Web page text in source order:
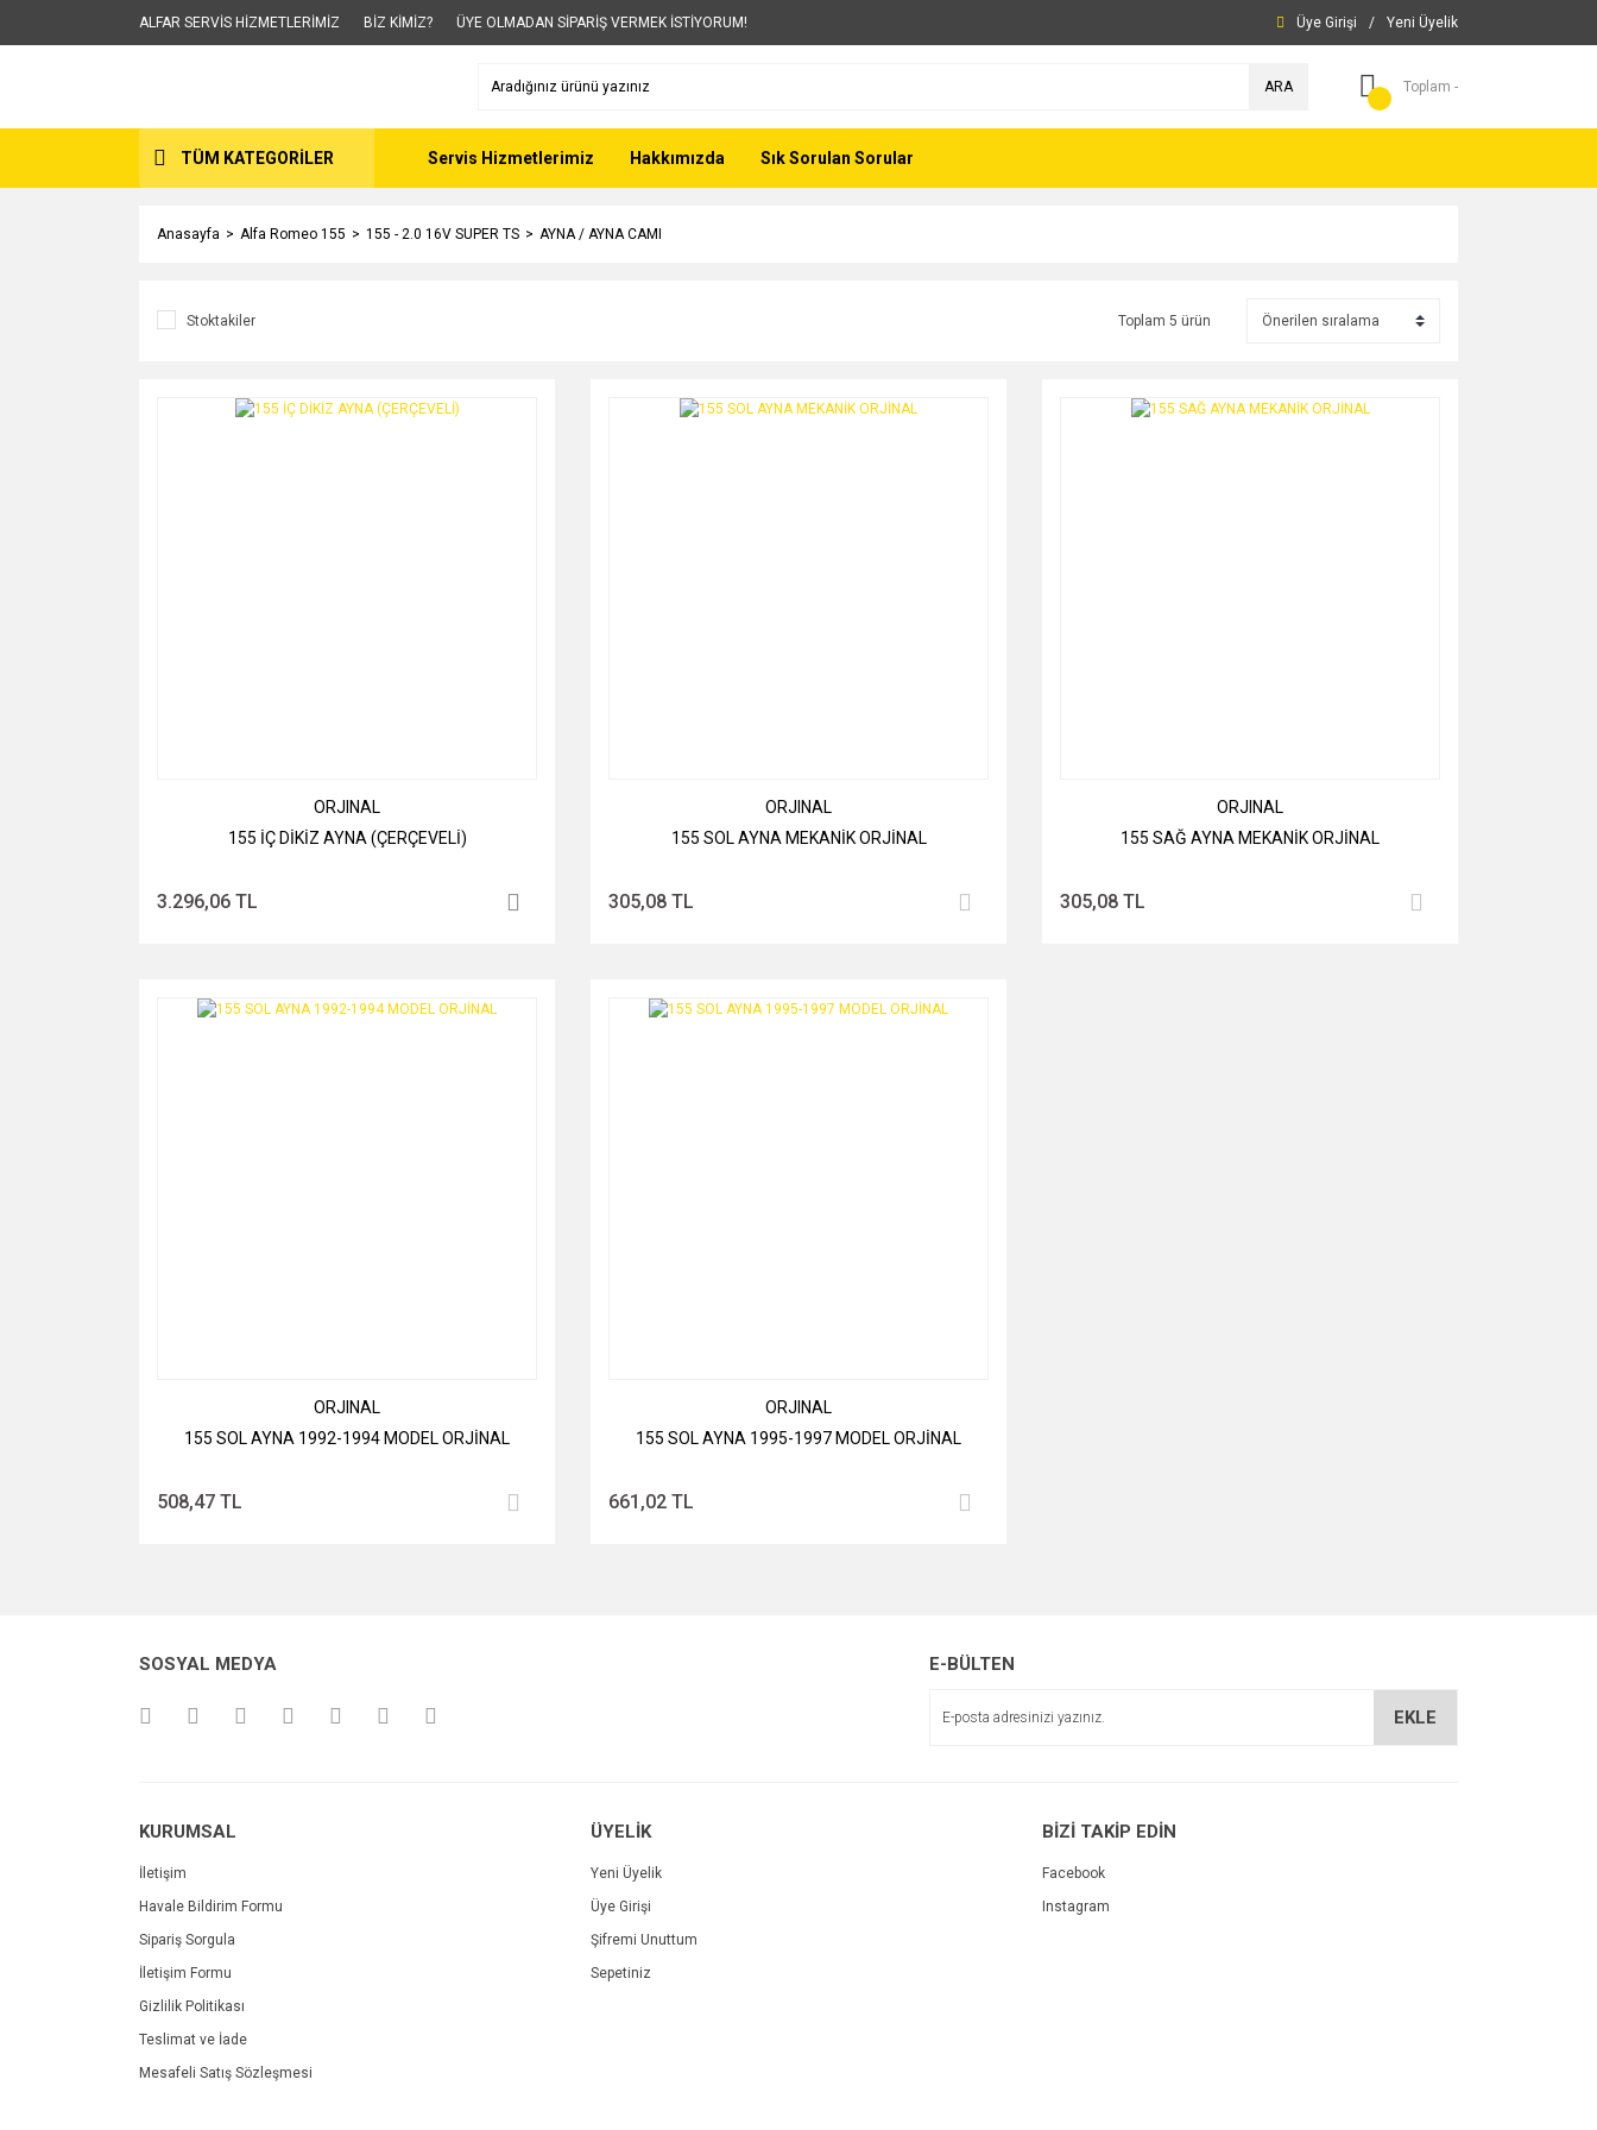
ALFAR SERVİS HİZMETLERİMİZ BİZ KİMİZ? ÜYE OLMADAN SİPARİŞ VERMEK İSTİYORUM! Üye Girişi / Yeni Üyelik
ARA Toplam -
TÜM KATEGORİLER Servis Hizmetlerimiz Hakkımızda Sık Sorulan Sorular
Anasayfa Alfa Romeo 155 155 - 2.0 16V SUPER TS AYNA / AYNA CAMI
Stoktakiler Toplam 5 ürün
ORJINAL
155 İÇ DİKİZ AYNA (ÇERÇEVELİ)
3.296,06 TL
ORJINAL
155 SOL AYNA MEKANİK ORJİNAL
305,08 TL
ORJINAL
155 SAĞ AYNA MEKANİK ORJİNAL
305,08 TL
ORJINAL
155 SOL AYNA 1992-1994 MODEL ORJİNAL
508,47 TL
ORJINAL
155 SOL AYNA 1995-1997 MODEL ORJİNAL
661,02 TL
SOSYAL MEDYA E-BÜLTEN
EKLE
KURUMSAL
İletişim
Havale Bildirim Formu
Sipariş Sorgula
İletişim Formu
Gizlilik Politikası
Teslimat ve İade
Mesafeli Satış Sözleşmesi
ÜYELİK
Yeni Üyelik
Üye Girişi
Şifremi Unuttum
Sepetiniz
BİZİ TAKİP EDİN
Facebook
Instagram